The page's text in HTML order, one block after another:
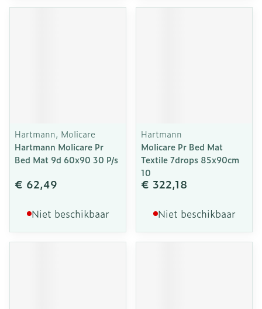
Hartmann, Molicare
Hartmann Molicare Pr
Bed Mat 9d 60x90 30 P/s
€ 62,49
Niet beschikbaar
Hartmann
Molicare Pr Bed Mat
Textile 7drops 85x90cm
10
€ 322,18
Niet beschikbaar